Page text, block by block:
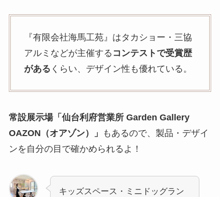
『有限会社海馬工苑』はタカショー・三協
アルミなどが主催する コンテストで受賞歴
がある くらい、デザイン性も優れている。
常設展示場「仙台利府営業所 Garden Gallery
OAZON（オアゾン）」
もあるので、製品・デザイ
ンを自分の目で確かめられるよ！
キッズスペース・ミニドッグラン